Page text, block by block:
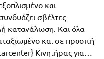
και
σβέλτες
κατανάλωση. Και όλα
και σε προσιτή
Κινητήρας για…